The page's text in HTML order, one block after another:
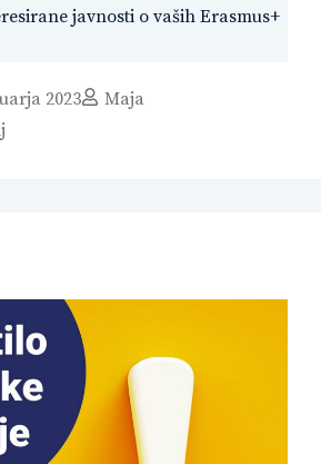
javnosti o vaših Erasmus+
2023
Maja